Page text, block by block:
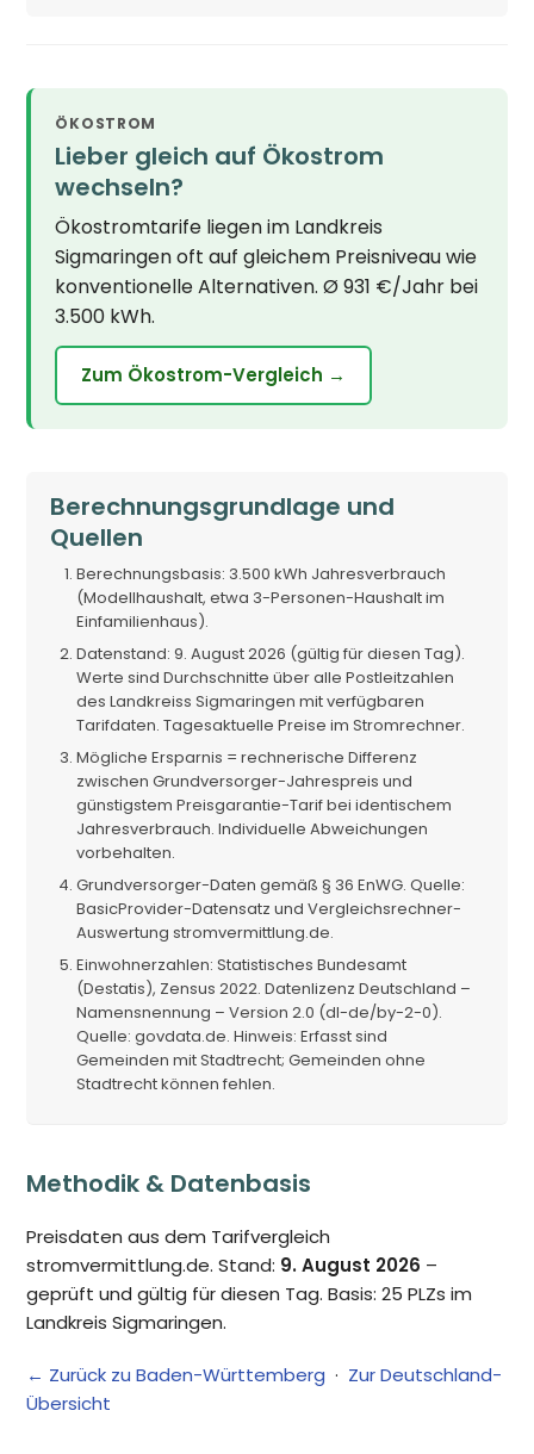
ÖKOSTROM
Lieber gleich auf Ökostrom
wechseln?
Ökostromtarife liegen im Landkreis
Sigmaringen oft auf gleichem Preisniveau wie
konventionelle Alternativen. Ø 931 €/Jahr bei
3.500 kWh.
Zum Ökostrom-Vergleich →
Berechnungsgrundlage und
Quellen
Berechnungsbasis: 3.500 kWh Jahresverbrauch
(Modellhaushalt, etwa 3-Personen-Haushalt im
Einfamilienhaus).
Datenstand: 9. August 2026 (gültig für diesen Tag).
Werte sind Durchschnitte über alle Postleitzahlen
des Landkreiss Sigmaringen mit verfügbaren
Tarifdaten. Tagesaktuelle Preise im Stromrechner.
Mögliche Ersparnis = rechnerische Differenz
zwischen Grundversorger-Jahrespreis und
günstigstem Preisgarantie-Tarif bei identischem
Jahresverbrauch. Individuelle Abweichungen
vorbehalten.
Grundversorger-Daten gemäß § 36 EnWG. Quelle:
BasicProvider-Datensatz und Vergleichsrechner-
Auswertung stromvermittlung.de.
Einwohnerzahlen: Statistisches Bundesamt
(Destatis), Zensus 2022. Datenlizenz Deutschland –
Namensnennung – Version 2.0 (dl-de/by-2-0).
Quelle: govdata.de. Hinweis: Erfasst sind
Gemeinden mit Stadtrecht; Gemeinden ohne
Stadtrecht können fehlen.
Methodik & Datenbasis
Preisdaten aus dem Tarifvergleich
stromvermittlung.de. Stand: 9. August 2026 –
geprüft und gültig für diesen Tag. Basis: 25 PLZs im
Landkreis Sigmaringen.
← Zurück zu Baden-Württemberg · Zur Deutschland-
Übersicht